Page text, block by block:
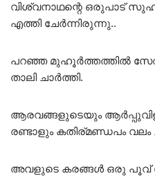
വിശ്വനാഥന്റെ ഒരുപാട്
എത്തി ചേർന്നിരുന്നു..
പറഞ്ഞ മുഹൂർത്തത്തിൽ
താലി ചാർത്തി.
ആരവങ്ങളുടെയും
രണ്ടാളും കതിര്മണ്ഡപം വലം
അവളുടെ കരങ്ങൾ ഒരു